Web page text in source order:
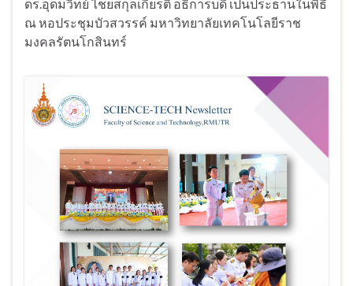
ดร.อุดมวิทย์ ไชยสกุลเกียรติ อธิการบดี เป็นประธานในพิธี
ณ หอประชุมบัวสวรรค์ มหาวิทยาลัยเทคโนโลยีราช
มงคลรัตนโกสินทร์